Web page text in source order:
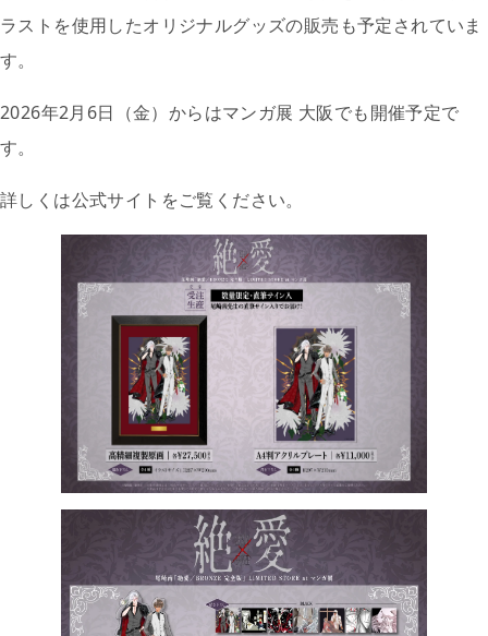
ラストを使用したオリジナルグッズの販売も予定されていま
す。
2026年2月6日（金）からはマンガ展 大阪でも開催予定で
す。
詳しくは公式サイトをご覧ください。